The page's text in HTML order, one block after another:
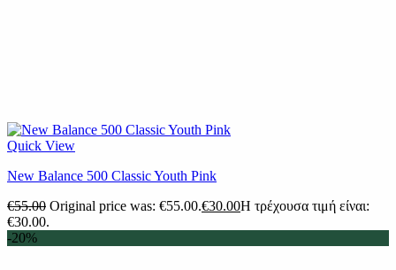
Quick View
New Balance 500 Classic Youth Pink
€55.00 Original price was: €55.00.€30.00Η τρέχουσα τιμή είναι:
€30.00.
-20%